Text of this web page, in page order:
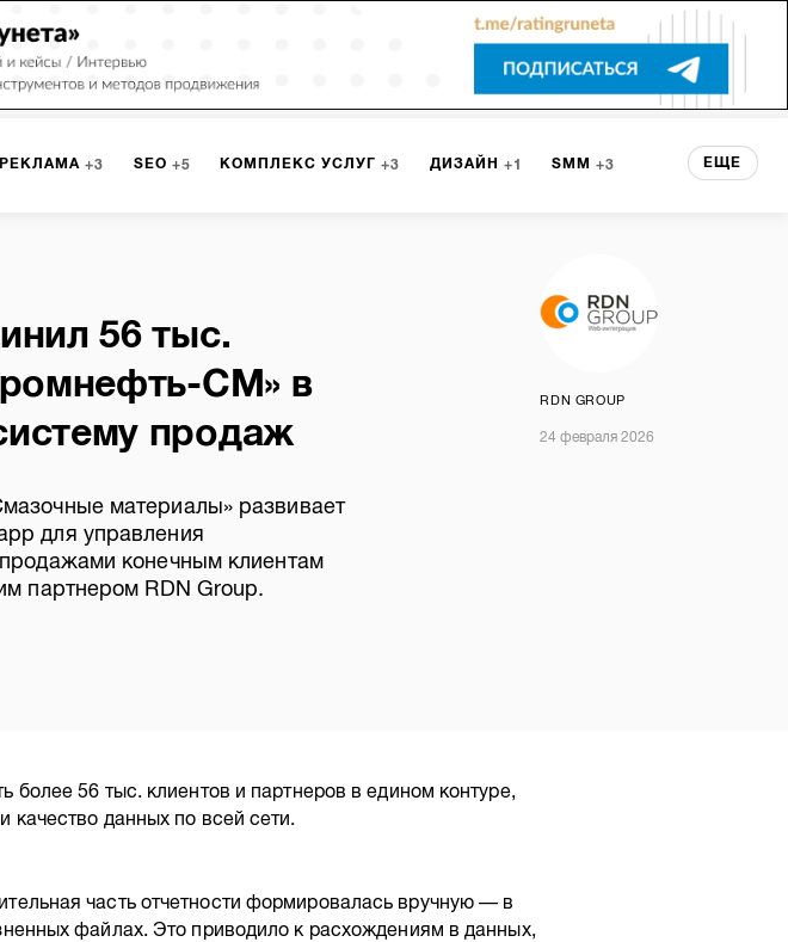
3 SEO 5 КОМПЛЕКС УСЛУГ 3 ДИЗАЙН 1 SMM 3
МЕНЕДЖМЕНТ
ЕЩЕ
56 тыс.
СМ» в
продаж
материалы» развивает
для управления
конечным клиентам
партнером RDN Group.
RDN GROUP
24 февраля 2026
более 56 тыс. клиентов и партнеров в едином контуре,
качество данных по всей сети.
часть отчетности формировалась вручную — в
файлах. Это приводило к расхождениям в данных,